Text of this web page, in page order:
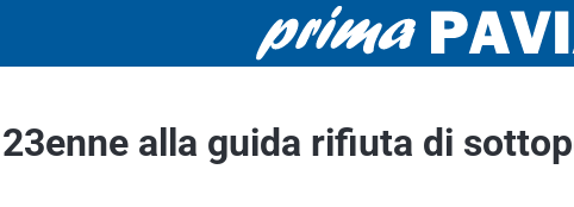
alla guida rifiuta di